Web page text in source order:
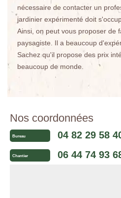
nécessaire de contacter un
jardinier expérimenté doit
Ainsi, on peut vous proposer de
paysagiste. Il a beaucoup
Sachez qu'il propose des prix
beaucoup de monde.
Nos coordonnées
Bureau 04 82 29 58
Chantier 06 44 74 93